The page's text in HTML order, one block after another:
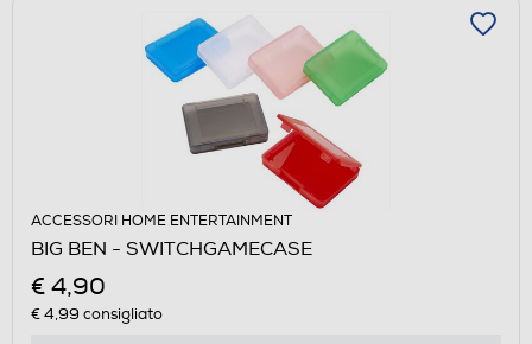
ACCESSORI HOME ENTERTAINMENT
BIG BEN - SWITCHGAMECASE
€ 4,90
€ 4,99 consigliato